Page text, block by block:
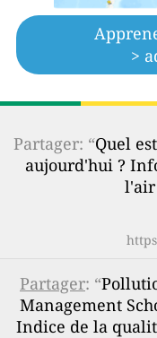
>
Partager: “Quel
aujourd'hui ?
l'air
Partager: “
Management
Indice de la